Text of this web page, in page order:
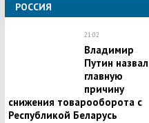
РОССИЯ
21:02
Владимир
Путин назвал
главную
причину
снижения товарооборота с
Республикой Беларусь